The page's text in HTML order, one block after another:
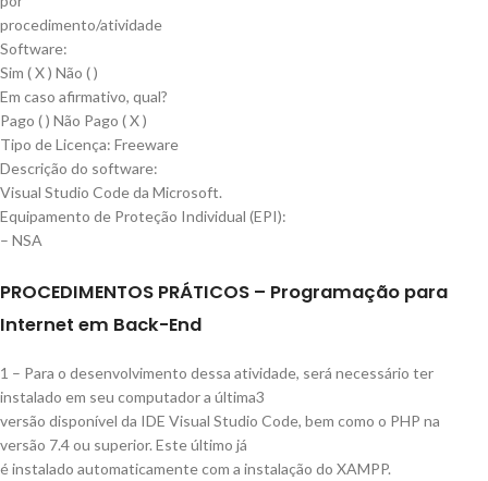
procedimento/atividade
Software:
Sim ( X ) Não ( )
Em caso afirmativo, qual?
Pago ( ) Não Pago ( X )
Tipo de Licença: Freeware
Descrição do software:
Visual Studio Code da Microsoft.
Equipamento de Proteção Individual (EPI):
– NSA
PROCEDIMENTOS PRÁTICOS – Programação para
Internet em Back-End
1 – Para o desenvolvimento dessa atividade, será necessário ter
instalado em seu computador a última3
versão disponível da IDE Visual Studio Code, bem como o PHP na
versão 7.4 ou superior. Este último já
é instalado automaticamente com a instalação do XAMPP.